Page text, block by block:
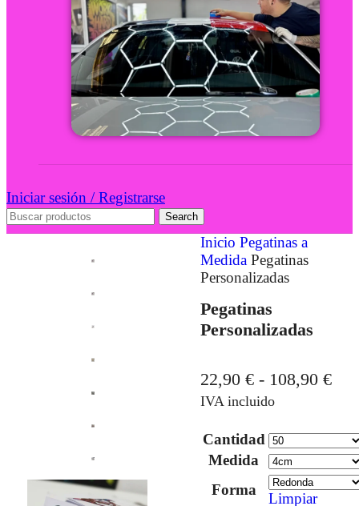
Iniciar sesión / Registrarse
Search
Inicio Pegatinas a
Medida Pegatinas
Personalizadas
Pegatinas
Personalizadas
22,90 € - 108,90 €
IVA incluido
Cantidad
Medida
Forma
Limpiar